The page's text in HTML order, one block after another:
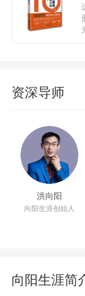
资深导师
洪向阳
向阳生涯创始人
向阳生涯简